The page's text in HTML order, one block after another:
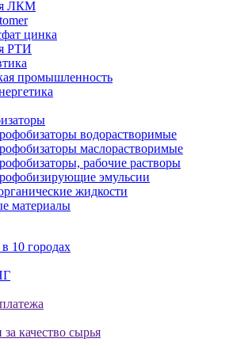
ЛКМ
цинка
РТИ
промышленность
водорастворимые
маслорастворимые
рабочие растворы
эмульсии
жидкости
материалы
10 городах
качество сырья